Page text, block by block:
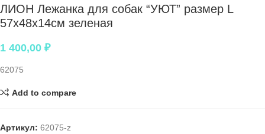
ЛИОН Лежанка для собак “УЮТ” размер L
57x48x14см зеленая
1 400,00 ₽
62075
Add to compare
Артикул: 62075-z